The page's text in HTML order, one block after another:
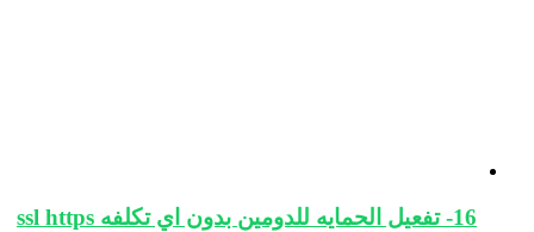
16- تفعيل الحمايه للدومين بدون اي تكلفه ssl https